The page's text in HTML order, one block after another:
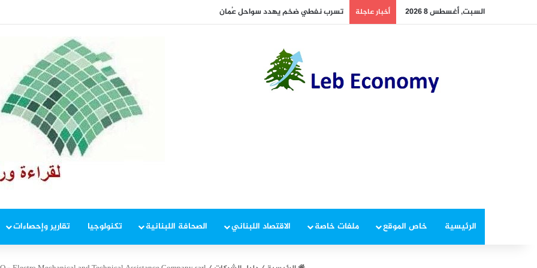
السبت, أغسطس 8 2026 أخبار عاجلة تسرب نفطي ضخم يهدد سواحل عُمان
الرئيسية خاص الموقع ملفات خاصة الاقتصاد اللبناني الصحافة اللبنانية تكنولوجيا تقارير وإحصاءات